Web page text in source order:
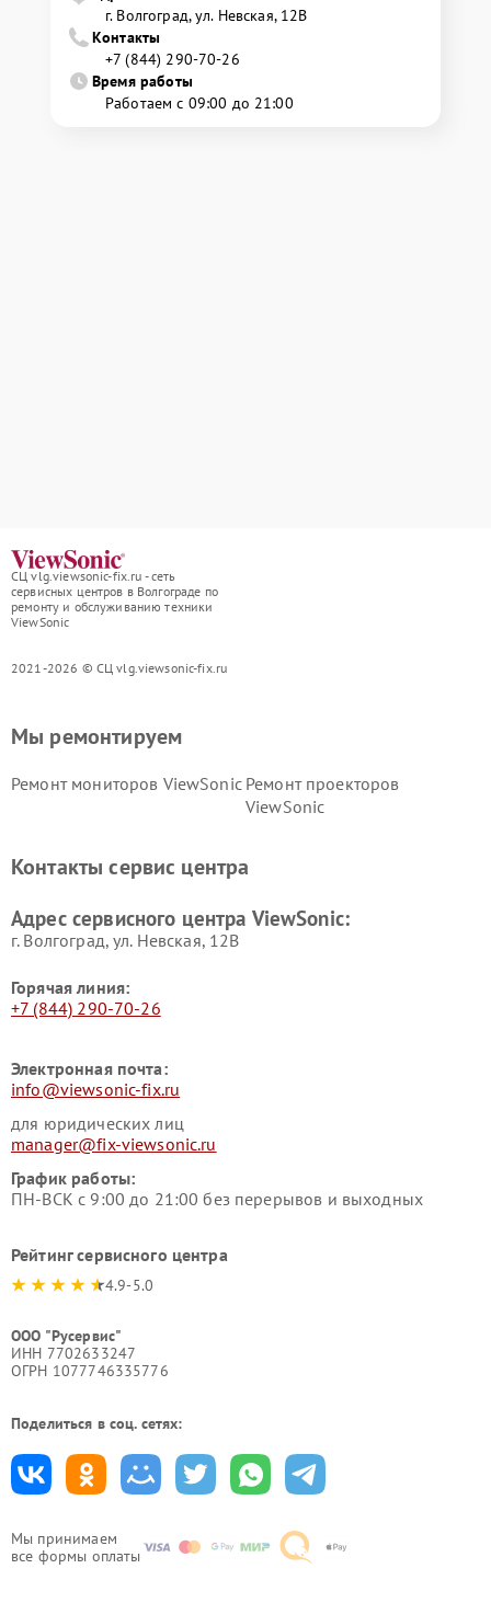
г. Волгоград, ул. Невская, 12В
Контакты
+7 (844) 290-70-26
Время работы
Работаем с 09:00 до 21:00
СЦ vlg.viewsonic-fix.ru - сеть
сервисных центров в Волгограде по
ремонту и обслуживанию техники
ViewSonic
2021-2026 © СЦ vlg.viewsonic-fix.ru
Мы принимаем
все формы оплаты
Мы ремонтируем
Ремонт мониторов ViewSonic Ремонт проекторов
ViewSonic
Контакты сервис центра
Адрес сервисного центра ViewSonic:
г. Волгоград, ул. Невская, 12В
Горячая линия:
+7 (844) 290-70-26
Электронная почта:
info@viewsonic-fix.ru
для юридических лиц
manager@fix-viewsonic.ru
График работы:
ПН-ВСК с 9:00 до 21:00 без перерывов и выходных
Рейтинг сервисного центра
4.9-5.0
ООО "Русервис"
ИНН 7702633247
ОГРН 1077746335776
Поделиться в соц. сетях: